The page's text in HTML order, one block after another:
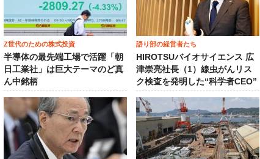
Z世代のための株式投資
半導体の最先端工場で活躍「朝
日工業社」は巨大テーマのど真
ん中銘柄
語り部の経営者たち
HIROTSUバイオサイエンス 広
津崇亮社長（1）線虫がんリス
ク検査を発明した“科学者CEO”